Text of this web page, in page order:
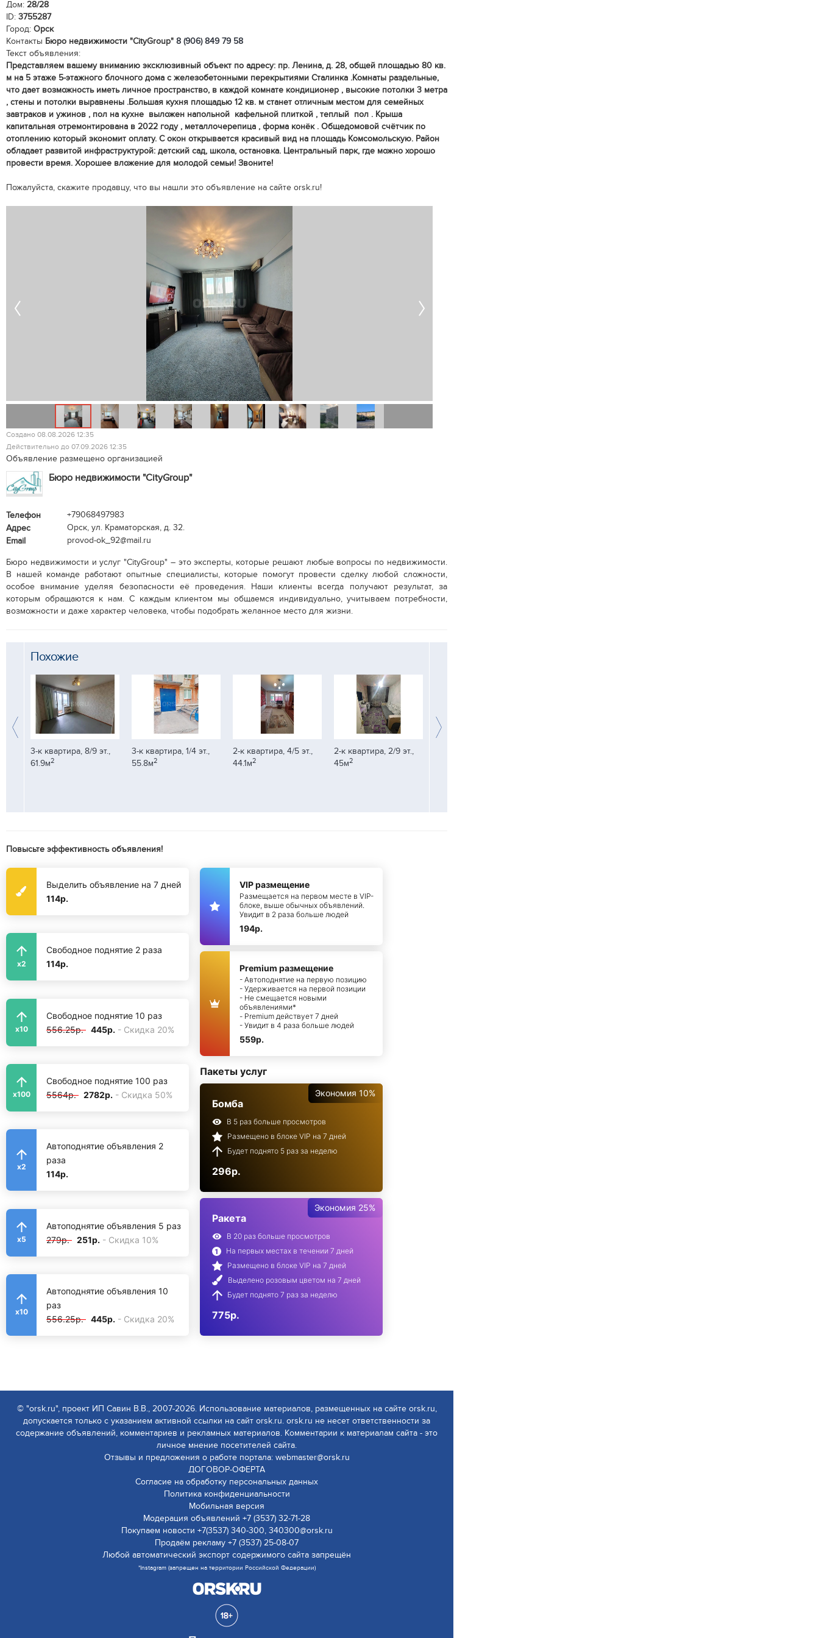
Дом: 28/28
ID: 3755287
Город: Орск
Контакты Бюро недвижимости "CityGroup" 8 (906) 849 79 58
Текст объявления:
Представляем вашему вниманию эксклюзивный объект по адресу: пр. Ленина, д. 28, общей площадью 80 кв.
м на 5 этаже 5-этажного блочного дома с железобетонными перекрытиями Сталинка .Комнаты раздельные,
что дает возможность иметь личное пространство, в каждой комнате кондиционер , высокие потолки 3 метра
, стены и потолки выравнены .Большая кухня площадью 12 кв. м станет отличным местом для семейных
завтраков и ужинов , пол на кухне выложен напольной кафельной плиткой , теплый пол . Крыша
капитальная отремонтирована в 2022 году , металлочерепица , форма конёк . Общедомовой счётчик по
отоплению который экономит оплату. С окон открывается красивый вид на площадь Комсомольскую. Район
обладает развитой инфраструктурой: детский сад, школа, остановка. Центральный парк, где можно хорошо
провести время. Хорошее вложение для молодой семьи! Звоните!
Пожалуйста, скажите продавцу, что вы нашли это объявление на сайте orsk.ru!
Создано 08.08.2026 12:35
Действительно до 07.09.2026 12:35
Объявление размещено организацией
Бюро недвижимости "CityGroup"
Телефон
+79068497983
Адрес
Орск, ул. Краматорская, д. 32.
Email
provod-ok_92@mail.ru
Бюро недвижимости и услуг "CityGroup" – это эксперты, которые решают любые вопросы по недвижимости.
В нашей команде работают опытные специалисты, которые помогут провести сделку любой сложности,
особое внимание уделяя безопасности её проведения. Наши клиенты всегда получают результат, за
которым обращаются к нам. С каждым клиентом мы общаемся индивидуально, учитываем потребности,
возможности и даже характер человека, чтобы подобрать желанное место для жизни.
Похожие
3-к квартира, 1/4 эт.,
55.8м2
2-к квартира, 4/5 эт.,
44.1м2
2-к квартира, 2/9 эт.,
45м2
3-к квартира, 1/2 эт.,
70м2
Повысьте эффективность объявления!
Выделить объявление на 7 дней
114р.
x2
Свободное поднятие 2 раза
114р.
x10
Свободное поднятие 10 раз
556.25р. 445р. - Скидка 20%
x100
Свободное поднятие 100 раз
5564р. 2782р. - Скидка 50%
x2
Автоподнятие объявления 2
раза
114р.
x5
Автоподнятие объявления 5 раз
279р. 251р. - Скидка 10%
x10
Автоподнятие объявления 10
раз
556.25р. 445р. - Скидка 20%
VIP размещение
Размещается на первом месте в VIP-
блоке, выше обычных объявлений.
Увидит в 2 раза больше людей
194р.
Premium размещение
- Автоподнятие на первую позицию
- Удерживается на первой позиции
- Не смещается новыми
объявлениями*
- Premium действует 7 дней
- Увидит в 4 раза больше людей
559р.
Пакеты услуг
Экономия 10%
Бомба
В 5 раз больше просмотров
Размещено в блоке VIP на 7 дней
Будет поднято 5 раз за неделю
296р.
Экономия 25%
Ракета
В 20 раз больше просмотров
На первых местах в течении 7 дней
Размещено в блоке VIP на 7 дней
Выделено розовым цветом на 7 дней
Будет поднято 7 раз за неделю
775р.
© "orsk.ru", проект ИП Савин В.В., 2007-2026. Использование материалов, размещенных на сайте orsk.ru,
допускается только с указанием активной ссылки на сайт orsk.ru. orsk.ru не несет ответственности за
содержание объявлений, комментариев и рекламных материалов. Комментарии к материалам сайта - это
личное мнение посетителей сайта.
Отзывы и предложения о работе портала: webmaster@orsk.ru
ДОГОВОР-ОФЕРТА
Согласие на обработку персональных данных
Политика конфиденциальности
Мобильная версия
Модерация объявлений +7 (3537) 32-71-28
Покупаем новости +7(3537) 340-300, 340300@orsk.ru
Продаём рекламу +7 (3537) 25-08-07
Любой автоматический экспорт содержимого сайта запрещён
*Instagram (запрещен на территории Российской Федерации)